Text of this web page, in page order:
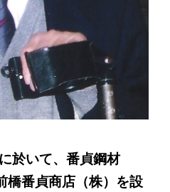
於いて、番貞鋼材
橋番貞商店（株）を設